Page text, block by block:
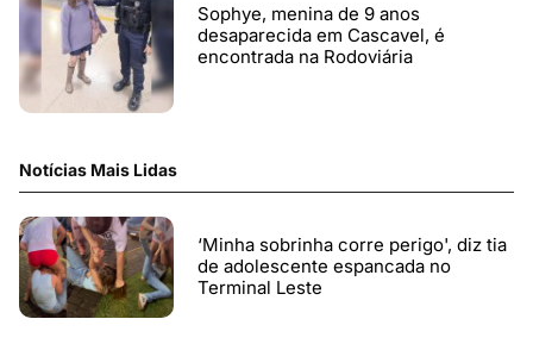
Sophye, menina de 9 anos
desaparecida em Cascavel, é
encontrada na Rodoviária
Notícias Mais Lidas
‘Minha sobrinha corre perigo', diz tia
de adolescente espancada no
Terminal Leste